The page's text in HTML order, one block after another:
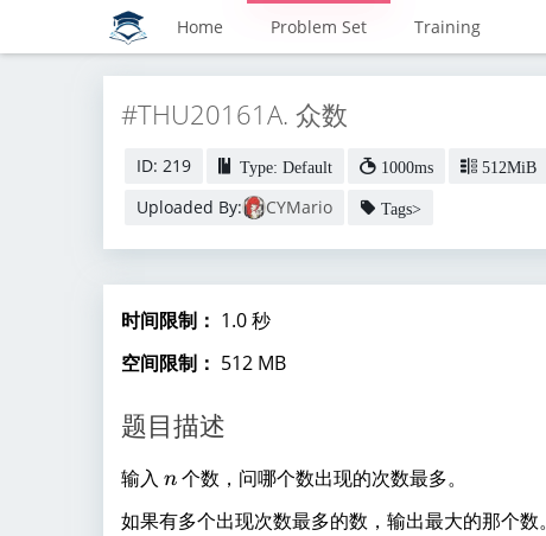
Home Problem Set Training
#THU20161A. 众数
ID: 219 Type: Default 1000ms 512MiB
Uploaded By:
CYMario Tags>
时间限制： 1.0 秒
空间限制： 512 MB
题目描述
输入 n
n 个数，问哪个数出现的次数最多。
如果有多个出现次数最多的数，输出最大的那个数。